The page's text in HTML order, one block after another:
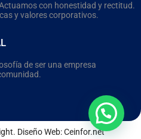
con honestidad y rectitud.
y valores corporativos.
de ser una empresa
Diseño Web:Ceinfor.net